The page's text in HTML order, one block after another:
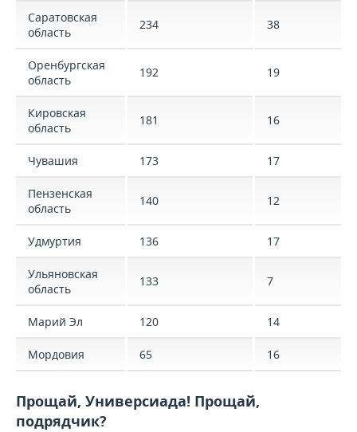
Саратовская
область
234 38
Оренбургская
область
192 19
Кировская
область
181 16
Чувашия 173 17
Пензенская
область
140 12
Удмуртия 136 17
Ульяновская
область
133 7
Марий Эл 120 14
Мордовия 65 16
Прощай, Универсиада! Прощай,
подрядчик?